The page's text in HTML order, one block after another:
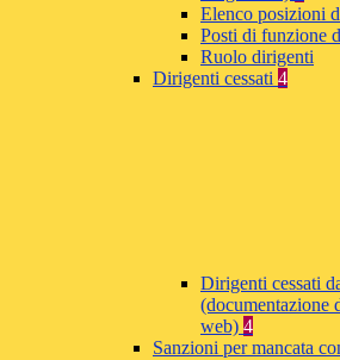
Elenco posizioni
Posti di funzione
Ruolo dirigenti
Dirigenti cessati 4
Dirigenti cessati
(documentazione
web) 4
Sanzioni per mancata